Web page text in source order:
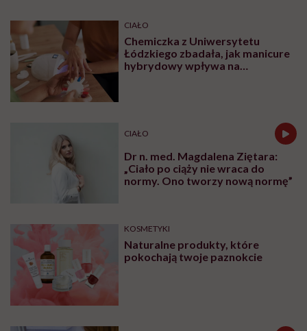
CIAŁO
Chemiczka z Uniwersytetu
Łódzkiego zbadała, jak manicure
hybrydowy wpływa na
CIAŁO
Dr n. med. Magdalena Ziętara:
„Ciało po ciąży nie wraca do
normy. Ono tworzy nową normę”
KOSMETYKI
Naturalne produkty, które
pokochają twoje paznokcie